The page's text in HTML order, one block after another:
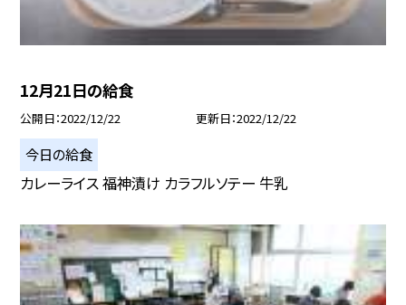
12月21日の給食
公開日 2022/12/22 更新日 2022/12/22
今日の給食
カレーライス 福神漬け カラフルソテー 牛乳